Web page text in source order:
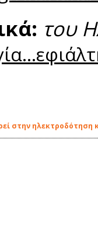
του
στην ηλεκτροδότηση